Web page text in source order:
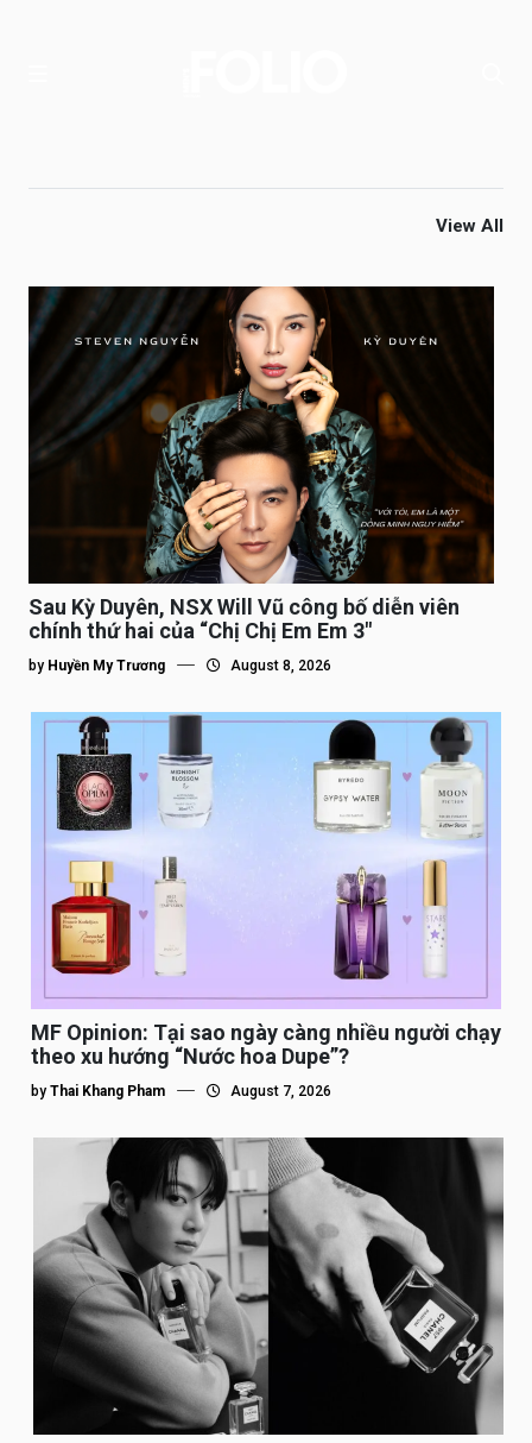
View All
Sau Kỳ Duyên, NSX Will Vũ công bố diễn viên
chính thứ hai của “Chị Chị Em Em 3″
by Huyền My Trương August 8, 2026
MF Opinion: Tại sao ngày càng nhiều người chạy
theo xu hướng “Nước hoa Dupe”?
by Thai Khang Pham August 7, 2026